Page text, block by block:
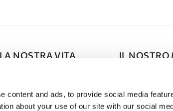
content and ads, to provide social media
about your use of our site with our social
e pizzo con scollo a V e maniche corte IRIS è la scelta
LA NOSTRA VITA
Calendario Degli Eventi
IL NOSTRO
Riguardo